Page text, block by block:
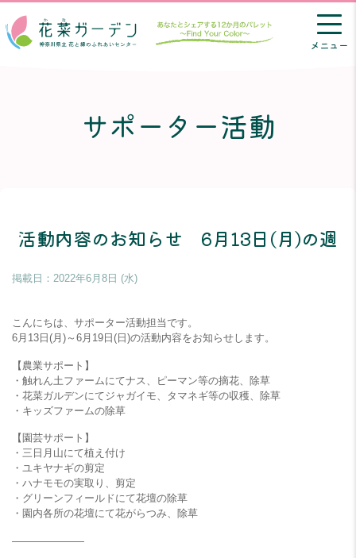
メニュー
サポーター活動
活動内容のお知らせ 6月13日(月)の週
掲載日：2022年6月8日 (水)
こんにちは、サポーター活動担当です。
6月13日(月)～6月19日(日)の活動内容をお知らせします。
【農業サポート】
・触れん土ファームにてナス、ピーマン等の摘花、除草
・花菜ガルデンにてジャガイモ、タマネギ等の収穫、除草
・キッズファームの除草
【園芸サポート】
・三日月山にて植え付け
・ユキヤナギの剪定
・ハナモモの実取り、剪定
・グリーンフィールドにて花壇の除草
・園内各所の花壇にて花がらつみ、除草
———————